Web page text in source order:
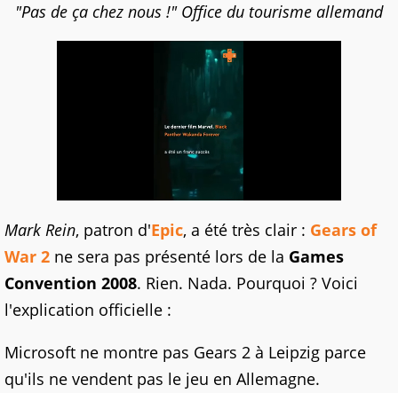
"Pas de ça chez nous !" Office du tourisme allemand
Mark Rein, patron d'Epic, a été très clair : Gears of
War 2 ne sera pas présenté lors de la Games
Convention 2008. Rien. Nada. Pourquoi ? Voici
l'explication officielle :
Microsoft ne montre pas Gears 2 à Leipzig parce
qu'ils ne vendent pas le jeu en Allemagne.